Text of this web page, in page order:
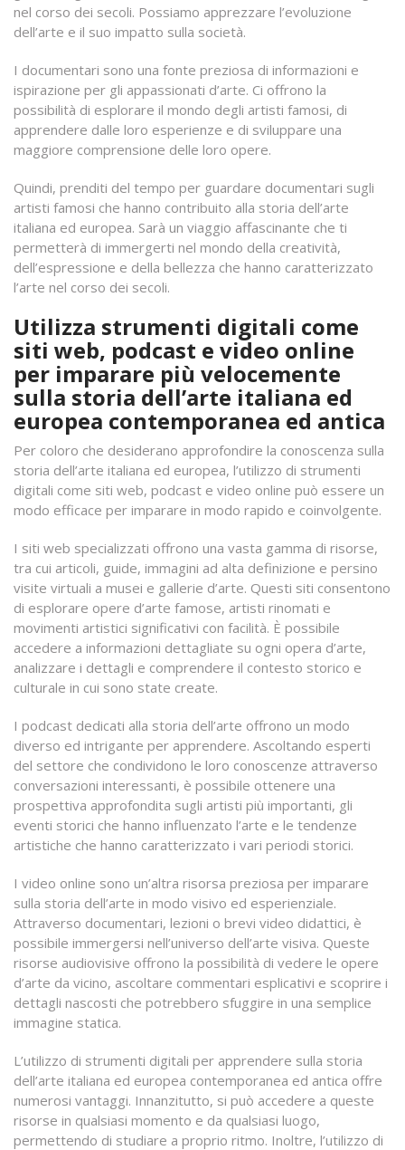
nel corso dei secoli. Possiamo apprezzare l’evoluzione
dell’arte e il suo impatto sulla società.
I documentari sono una fonte preziosa di informazioni e
ispirazione per gli appassionati d’arte. Ci offrono la
possibilità di esplorare il mondo degli artisti famosi, di
apprendere dalle loro esperienze e di sviluppare una
maggiore comprensione delle loro opere.
Quindi, prenditi del tempo per guardare documentari sugli
artisti famosi che hanno contribuito alla storia dell’arte
italiana ed europea. Sarà un viaggio affascinante che ti
permetterà di immergerti nel mondo della creatività,
dell’espressione e della bellezza che hanno caratterizzato
l’arte nel corso dei secoli.
Utilizza strumenti digitali come
siti web, podcast e video online
per imparare più velocemente
sulla storia dell’arte italiana ed
europea contemporanea ed antica
Per coloro che desiderano approfondire la conoscenza sulla
storia dell’arte italiana ed europea, l’utilizzo di strumenti
digitali come siti web, podcast e video online può essere un
modo efficace per imparare in modo rapido e coinvolgente.
I siti web specializzati offrono una vasta gamma di risorse,
tra cui articoli, guide, immagini ad alta definizione e persino
visite virtuali a musei e gallerie d’arte. Questi siti consentono
di esplorare opere d’arte famose, artisti rinomati e
movimenti artistici significativi con facilità. È possibile
accedere a informazioni dettagliate su ogni opera d’arte,
analizzare i dettagli e comprendere il contesto storico e
culturale in cui sono state create.
I podcast dedicati alla storia dell’arte offrono un modo
diverso ed intrigante per apprendere. Ascoltando esperti
del settore che condividono le loro conoscenze attraverso
conversazioni interessanti, è possibile ottenere una
prospettiva approfondita sugli artisti più importanti, gli
eventi storici che hanno influenzato l’arte e le tendenze
artistiche che hanno caratterizzato i vari periodi storici.
I video online sono un’altra risorsa preziosa per imparare
sulla storia dell’arte in modo visivo ed esperienziale.
Attraverso documentari, lezioni o brevi video didattici, è
possibile immergersi nell’universo dell’arte visiva. Queste
risorse audiovisive offrono la possibilità di vedere le opere
d’arte da vicino, ascoltare commentari esplicativi e scoprire i
dettagli nascosti che potrebbero sfuggire in una semplice
immagine statica.
L’utilizzo di strumenti digitali per apprendere sulla storia
dell’arte italiana ed europea contemporanea ed antica offre
numerosi vantaggi. Innanzitutto, si può accedere a queste
risorse in qualsiasi momento e da qualsiasi luogo,
permettendo di studiare a proprio ritmo. Inoltre, l’utilizzo di